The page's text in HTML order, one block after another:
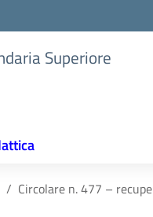
Superiore
Circolare n. 477 –